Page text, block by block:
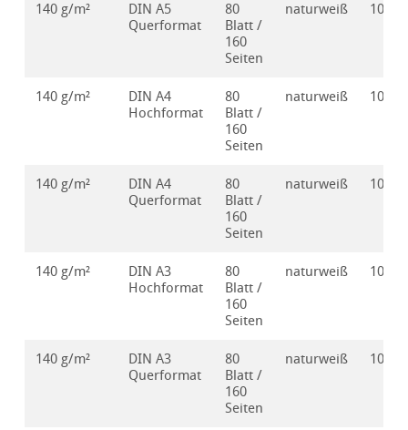
140 g/m²
DIN A5
Querformat
80
Blatt /
160
Seiten
naturweiß
140 g/m²
DIN A4
Hochformat
80
Blatt /
160
Seiten
naturweiß
140 g/m²
DIN A4
Querformat
80
Blatt /
160
Seiten
naturweiß
140 g/m²
DIN A3
Hochformat
80
Blatt /
160
Seiten
naturweiß
140 g/m²
DIN A3
Querformat
80
Blatt /
160
Seiten
naturweiß